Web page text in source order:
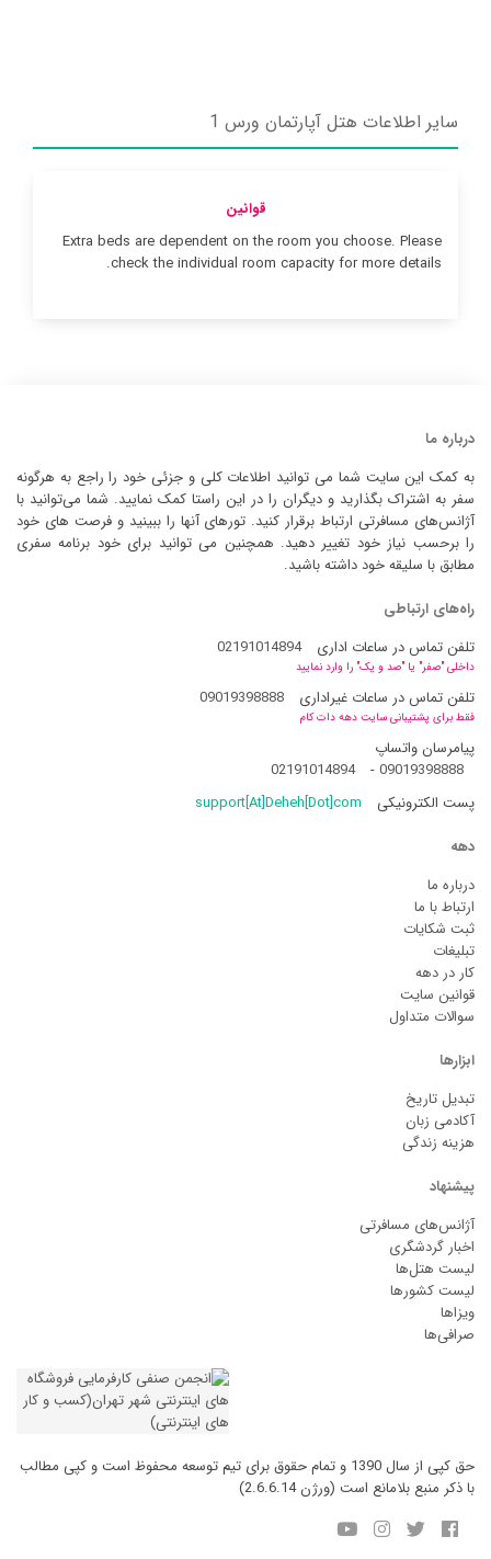
سایر اطلاعات هتل آپارتمان ورس 1
قوانین
Extra beds are dependent on the room you choose. Please
check the individual room capacity for more details.
درباره ما
به کمک این سایت شما می توانید اطلاعات کلی و جزئی خود را راجع به هرگونه
سفر به اشتراک بگذارید و دیگران را در این راستا کمک نمایید. شما می‌توانید با
آژانس‌های مسافرتی ارتباط برقرار کنید. تورهای آنها را ببینید و فرصت های خود
را برحسب نیاز خود تغییر دهید. همچنین می توانید برای خود برنامه سفری
مطابق با سلیقه خود داشته باشید.
راه‌های ارتباطی
تلفن تماس در ساعات اداری
02191014894
داخلی "صفر" یا "صد و یک" را وارد نمایید
تلفن تماس در ساعات غیراداری 09019398888
فقط برای پشتیبانی سایت دهه دات کام
پیامرسان واتساپ
09019398888
-
02191014894
پست الکترونیکی
support[At]Deheh[Dot]com
دهه
درباره ما
ارتباط با ما
ثبت شکایات
تبلیغات
کار در دهه
قوانین سایت
سوالات متداول
ابزارها
تبدیل تاریخ
آکادمی زبان
هزینه زندگی
پیشنهاد
آژانس‌های مسافرتی
اخبار گردشگری
لیست هتل‌ها
لیست کشورها
ویزاها
صرافی‌ها
حق کپی از سال 1390 و تمام حقوق برای تیم توسعه محفوظ است و کپی مطالب
با ذکر منبع بلامانع است (ورژن 2.6.6.14)